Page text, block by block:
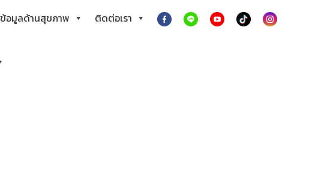
ข้อมูลด้านสุขภาพ ติดต่อเรา